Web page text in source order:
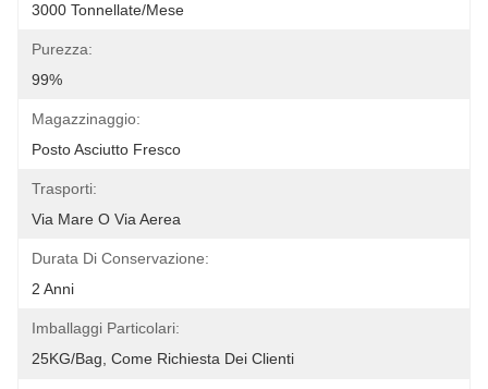
3000 Tonnellate/mese
Purezza:
99%
Magazzinaggio:
Posto Asciutto Fresco
Trasporti:
Via Mare O Via Aerea
Durata Di Conservazione:
2 Anni
Imballaggi Particolari:
25KG/bag, Come Richiesta Dei Clienti